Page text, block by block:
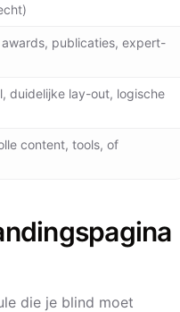
publicaties, expert-
duidelijke lay-out, logische
content, tools, of
die je blind moet